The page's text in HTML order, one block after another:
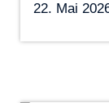
22. Mai